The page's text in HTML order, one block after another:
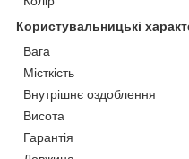
Користувальницькі
Вага
Місткість
Внутрішнє оздоблення
Висота
Гарантія